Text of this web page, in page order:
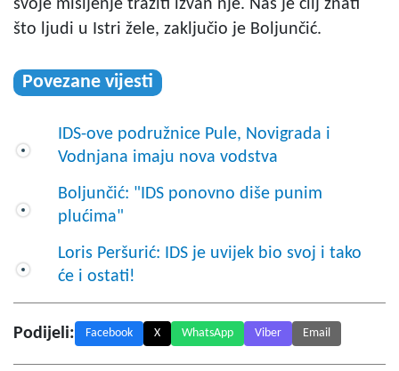
svoje mišljenje tražiti izvan nje. Naš je cilj znati
što ljudi u Istri žele, zaključio je Boljunčić.
Povezane vijesti
IDS-ove podružnice Pule, Novigrada i
Vodnjana imaju nova vodstva
Boljunčić: "IDS ponovno diše punim
plućima"
Loris Peršurić: IDS je uvijek bio svoj i tako
će i ostati!
Podijeli: Facebook X WhatsApp Viber Email